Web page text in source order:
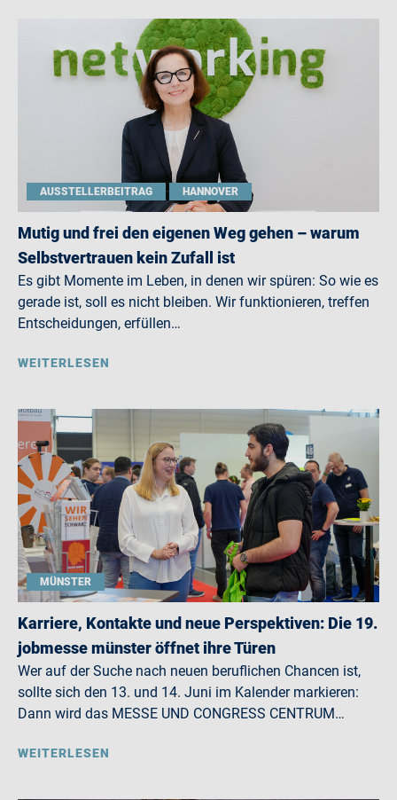
AUSSTELLERBEITRAG HANNOVER
Mutig und frei den eigenen Weg gehen – warum
Selbstvertrauen kein Zufall ist
Es gibt Momente im Leben, in denen wir spüren: So wie es
gerade ist, soll es nicht bleiben. Wir funktionieren, treffen
Entscheidungen, erfüllen…
WEITERLESEN
MÜNSTER
Karriere, Kontakte und neue Perspektiven: Die 19.
jobmesse münster öffnet ihre Türen
Wer auf der Suche nach neuen beruflichen Chancen ist,
sollte sich den 13. und 14. Juni im Kalender markieren:
Dann wird das MESSE UND CONGRESS CENTRUM…
WEITERLESEN